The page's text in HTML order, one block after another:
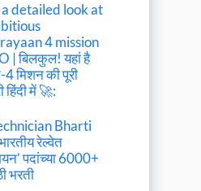
a detailed look at
4 mission
| बिलकुल! यहां है
मिशन की पूरी
हिंदी में 🚀:
Bharti
रेल्वेत
पदांच्या 6000+
भरती